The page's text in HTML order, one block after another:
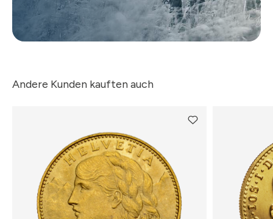
Andere Kunden kauften auch